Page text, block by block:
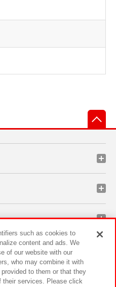
such as cookies to
content and ads. We
of our website with our
who may combine it with
to them or that they
their services. Please click